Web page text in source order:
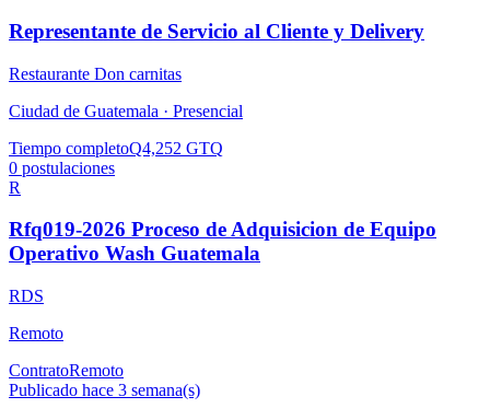
Representante de Servicio al Cliente y Delivery
Restaurante Don carnitas
Ciudad de Guatemala · Presencial
Tiempo completoQ4,252 GTQ
0 postulaciones
R
Rfq019-2026 Proceso de Adquisicion de Equipo
Operativo Wash Guatemala
RDS
Remoto
ContratoRemoto
Publicado hace 3 semana(s)